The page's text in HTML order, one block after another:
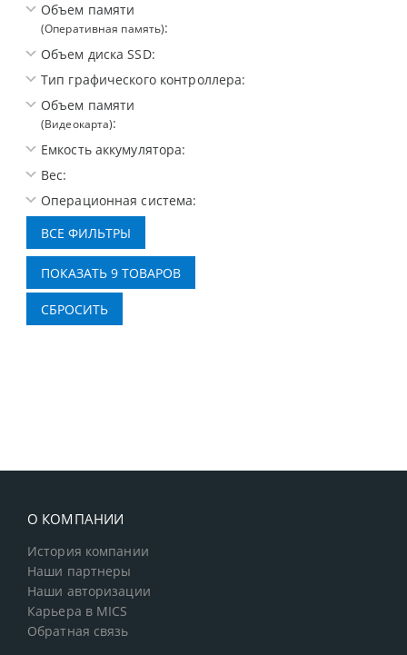
Объем памяти
(Оперативная память):
Объем диска SSD:
Тип графического контроллера:
Объем памяти
(Видеокарта):
Емкость аккумулятора:
Вес:
Операционная система:
О КОМПАНИИ
История компании
Наши партнеры
Наши авторизации
Карьера в MICS
Обратная связь